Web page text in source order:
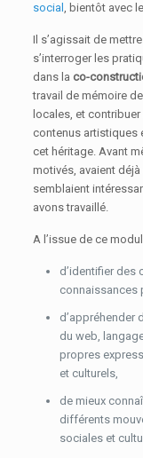
social, bientôt avec
Il s’agissait de
s’interroger les
dans la co-
travail de mémoire
locales, et
contenus artistiques
cet héritage. Avant
motivés, avaient
semblaient
avons travaillé.
A l’issue de ce
d’identifier des
connaissances
d’appréhender
du web,
propres
et culturels,
de mieux
différents
sociales et